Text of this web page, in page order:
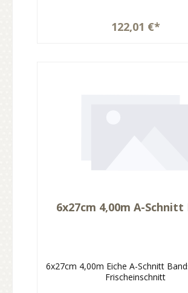
122,01 €*
6x27cm 4,00m A-Schnitt
6x27cm 4,00m Eiche A-Schnitt
Frischeinschnitt